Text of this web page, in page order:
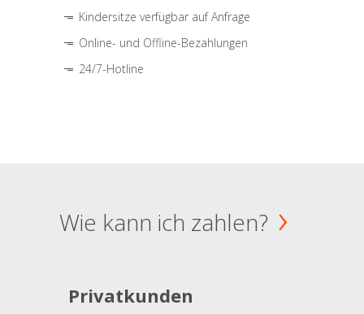
Kindersitze verfügbar auf Anfrage
Online- und Offline-Bezahlungen
24/7-Hotline
Wie kann ich zahlen?
Privatkunden